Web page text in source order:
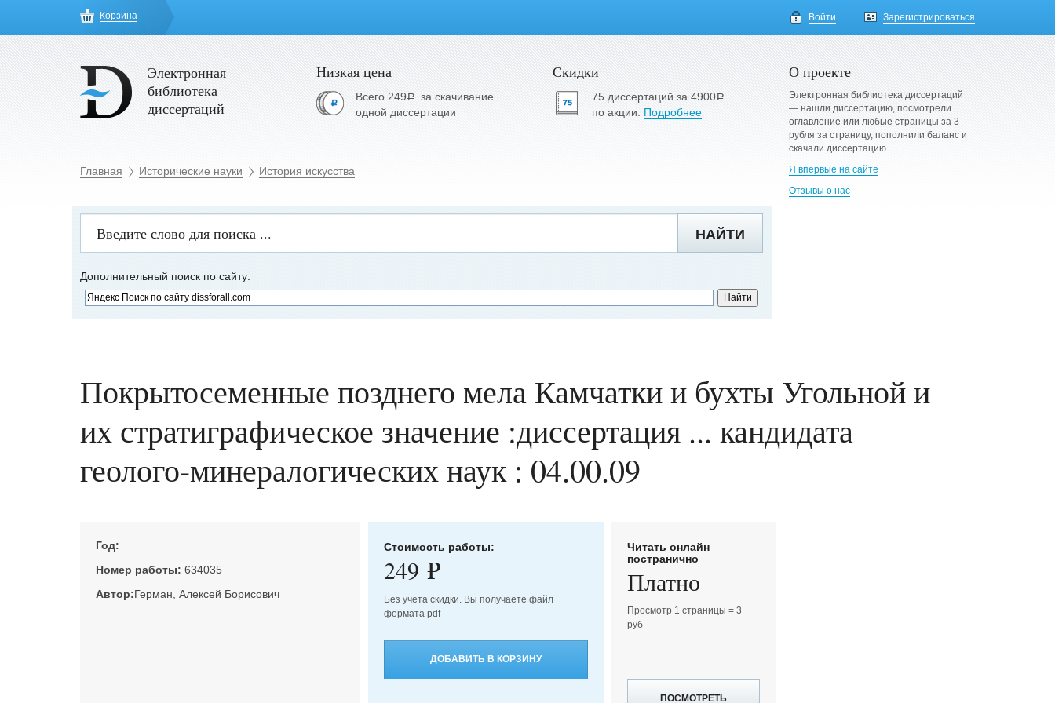
Корзина Войти Зарегистрироваться
Электронная
библиотека
диссертаций
Низкая цена
Всего 249a за скачивание
одной диссертации
Скидки
75 диссертаций за 4900a
по акции. Подробнее
Главная Исторические науки История искусства
О проекте
Электронная библиотека диссертаций
— нашли диссертацию, посмотрели
оглавление или любые страницы за 3
рубля за страницу, пополнили баланс и
скачали диссертацию.
Я впервые на сайте
Отзывы о нас
НАЙТИ
Дополнительный поиск по сайту:
Покрытосеменные позднего мела Камчатки и бухты Угольной и
их стратиграфическое значение :диссертация ... кандидата
геолого-минералогических наук : 04.00.09
Год:
Номер работы: 634035
Автор:Герман, Алексей Борисович
Стоимость работы:
249 e
Без учета скидки. Вы получаете файл
формата pdf
ДОБАВИТЬ В КОРЗИНУ
Читать онлайн
постранично
Платно
Просмотр 1 страницы = 3
руб
ПОСМОТРЕТЬ